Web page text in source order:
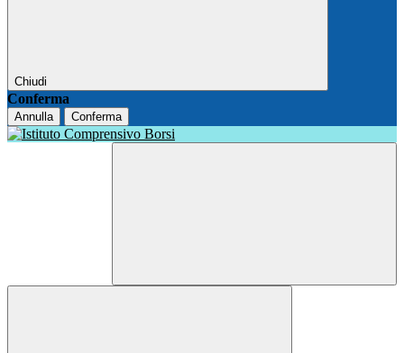
Chiudi
Conferma
Annulla Conferma